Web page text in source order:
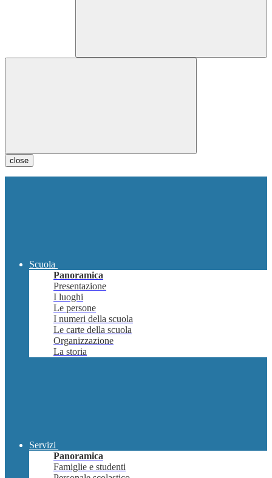
close
Scuola
Panoramica
Presentazione
I luoghi
Le persone
I numeri della scuola
Le carte della scuola
Organizzazione
La storia
Servizi
Panoramica
Famiglie e studenti